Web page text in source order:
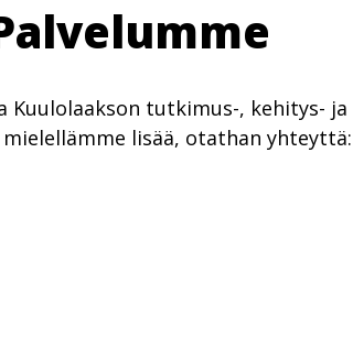
tutkimus-, kehitys- ja
lisää, otathan yhteyttä: